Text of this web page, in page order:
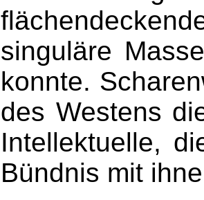
singuläre
konnte.
des Westens
Intellektuelle,
Bündnis mit